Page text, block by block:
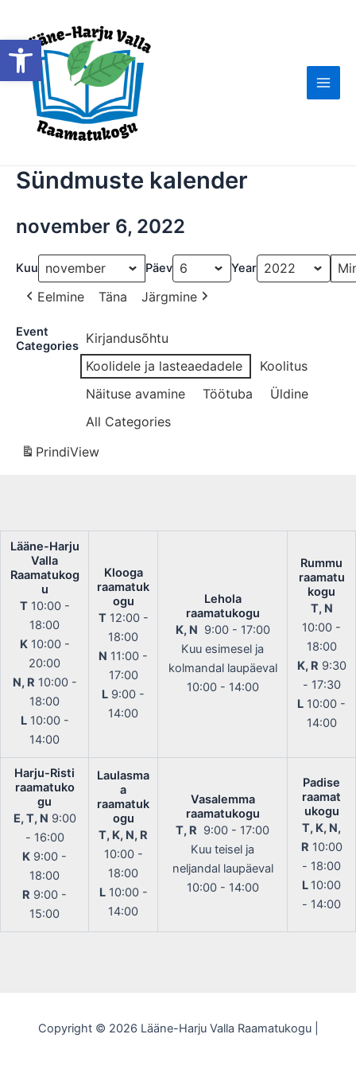
Open toolbar
content
Main
Sündmuste kalender
november 6, 2022
Kuu Päev Year
Eelmine Täna Järgmine
Event
Categories Kirjandusõhtu
Koolidele ja lasteaedadele
Koolitus
Näituse avamine
Töötuba
Üldine
All Categories
PrindiView
Lääne-Harju
Valla
Raamatukog
u
T10:00 -
18:00
K10:00 -
20:00
N, R 10:00 -
18:00
L10:00 -
14:00
Klooga
raamatuk
ogu
T12:00 -
18:00
N 11:00 -
17:00
L 9:00 -
14:00
Lehola
raamatukogu
K, N 9:00 - 17:00
Kuu esimesel ja
kolmandal laupäeval
10:00 - 14:00
Rummu
raamatu
kogu
T, N
10:00 -
18:00
K, R 9:30
- 17:30
L 10:00 -
14:00
Harju-Risti
raamatuko
gu
E, T, N 9:00
- 16:00
K 9:00 -
18:00
R 9:00 -
15:00
Laulasma
a
raamatuk
ogu
T, K, N, R
10:00 -
18:00
L10:00 -
14:00
Vasalemma
raamatukogu
T, R 9:00 - 17:00
Kuu teisel ja
neljandal laupäeval
10:00 - 14:00
Padise
raamat
ukogu
T, K, N,
R 10:00
- 18:00
L 10:00
- 14:00
Copyright © 2026 Lääne-Harju Valla Raamatukogu |